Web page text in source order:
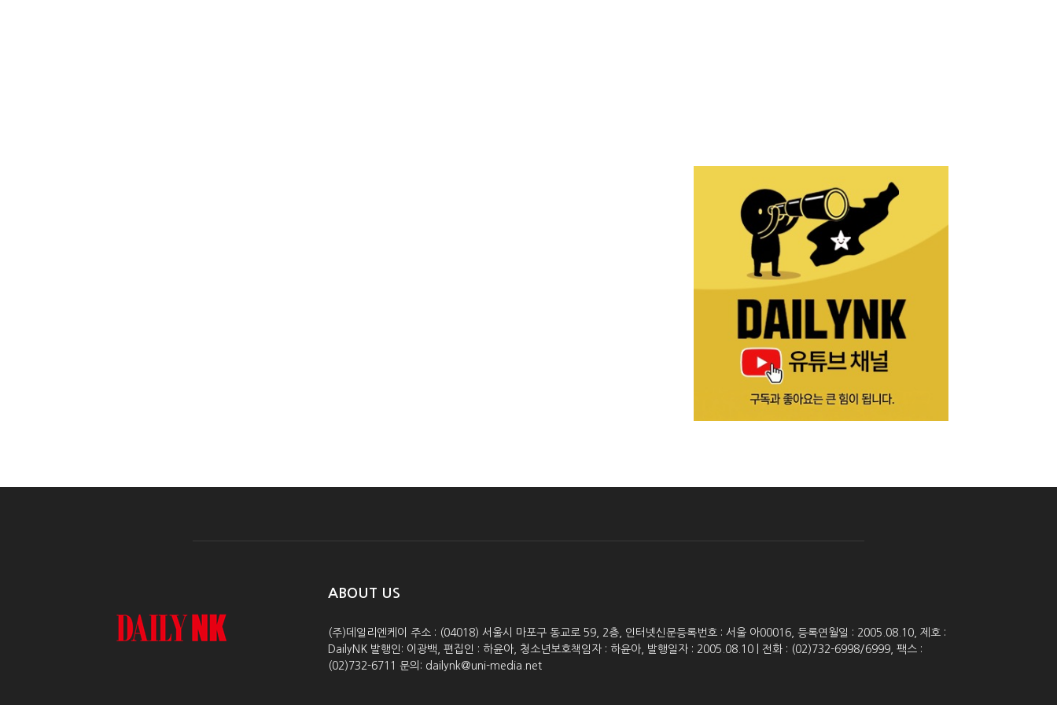
ABOUT US
(주)데일리엔케이 주소 : (04018) 서울시 마포구 동교로 59, 2층, 인터넷신문등록번호 : 서울 아00016, 등록연월일 : 2005.08.10, 제호 :
DailyNK 발행인: 이광백, 편집인 : 하윤아, 청소년보호책임자 : 하윤아, 발행일자 : 2005.08.10 | 전화 : (02)732-6998/6999, 팩스 :
(02)732-6711 문의: dailynk@uni-media.net